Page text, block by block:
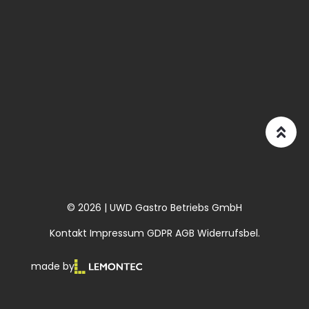
© 2026 | UWD Gastro Betriebs GmbH
Kontakt Impressum GDPR AGB Widerrufsbel.
made by